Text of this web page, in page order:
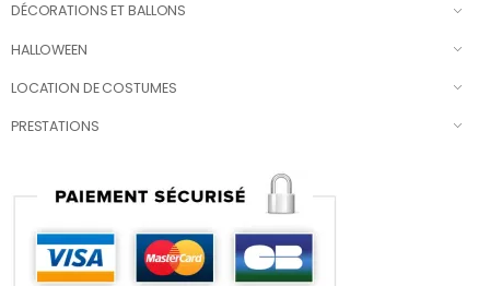
DÉCORATIONS ET BALLONS
HALLOWEEN
LOCATION DE COSTUMES
PRESTATIONS